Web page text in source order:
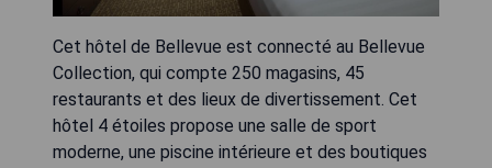
Cet hôtel de Bellevue est connecté au Bellevue
Collection, qui compte 250 magasins, 45
restaurants et des lieux de divertissement. Cet
hôtel 4 étoiles propose une salle de sport
moderne, une piscine intérieure et des boutiques